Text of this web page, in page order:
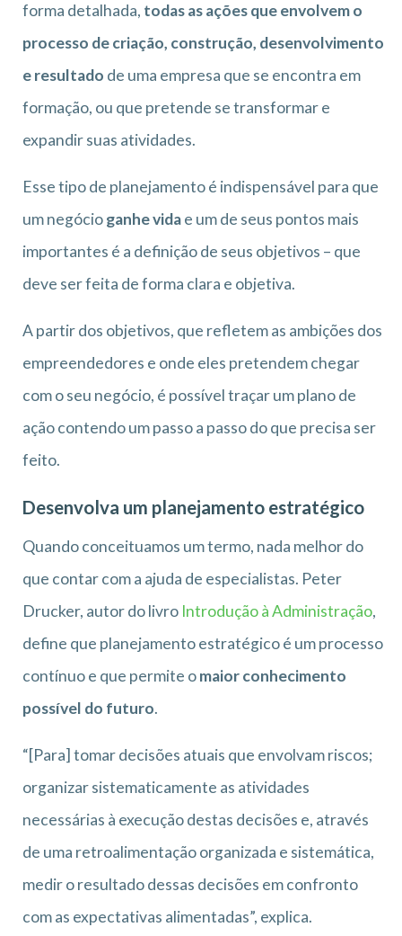
forma detalhada, todas as ações que envolvem o
processo de criação, construção, desenvolvimento
e resultado de uma empresa que se encontra em
formação, ou que pretende se transformar e
expandir suas atividades.
Esse tipo de planejamento é indispensável para que
um negócioganhe vidae um de seus pontos mais
importantes é a definição de seus objetivos – que
deve ser feita de forma clara e objetiva.
A partir dos objetivos, que refletem as ambições dos
empreendedores e onde eles pretendem chegar
com o seu negócio, é possível traçar um plano de
ação contendo um passo a passo do que precisa ser
feito.
Desenvolva um planejamento estratégico
Quando conceituamos um termo, nada melhor do
que contar com a ajuda de especialistas. Peter
Drucker, autor do livro Introdução à Administração,
define que planejamento estratégico é um processo
contínuo e que permite omaior conhecimento
possível do futuro.
“[Para] tomar decisões atuais que envolvam riscos;
organizar sistematicamente as atividades
necessárias à execução destas decisões e, através
de uma retroalimentação organizada e sistemática,
medir o resultado dessas decisões em confronto
com as expectativas alimentadas”, explica.